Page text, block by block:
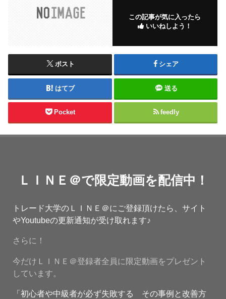
この記事が気に入ったら
いいねしよう！
ポスト シェア
はてブ 送る
Pocket feedly
ＬＩＮＥ＠で限定動画を配信中！
トレード大学のＬＩＮＥ＠にご登録頂けたら、サイト
やYoutubeの更新通知が受け取れます♪
さらに！
今だけＬＩＮＥ＠登録者全員に限定動画をプレゼント
しています。
「初心者や中級者が必ず失敗する その事例と改善方